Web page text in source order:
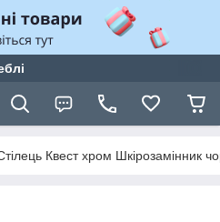
Квест хром Шкірозамінник